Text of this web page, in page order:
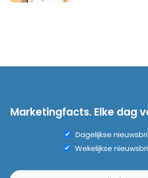
Marketingfacts. Elke dag
Dagelijkse
Wekelijkse